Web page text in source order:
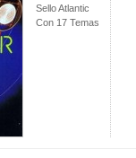
Sello Atlantic
Con 17 Temas